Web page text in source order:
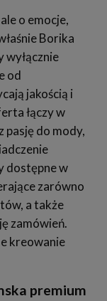
o emocje,
Borika
wyłącznie
od
jakością i
łączy w
pasję do mody,
dostępne w
zarówno
a także
zamówień.
kreowanie
premium